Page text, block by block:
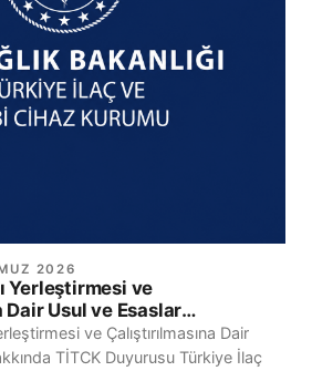
2026
Yerleştirmesi ve
Dair Usul ve Esaslar
Duyurusuve Çalıştırılmasına Dair
TİTCK Duyurusu Türkiye İlaç